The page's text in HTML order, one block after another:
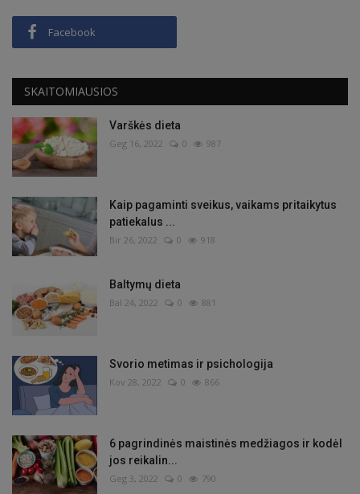
Facebook
SKAITOMIAUSIOS
Varškės dieta
Geg 16, 2022 0 987
Kaip pagaminti sveikus, vaikams pritaikytus
patiekalus ...
Bir 26, 2022 0 918
Baltymų dieta
Bal 24, 2022 0 881
Svorio metimas ir psichologija
Kov 28, 2022 0 866
6 pagrindinės maistinės medžiagos ir kodėl
jos reikalin...
Geg 3, 2022 0 790